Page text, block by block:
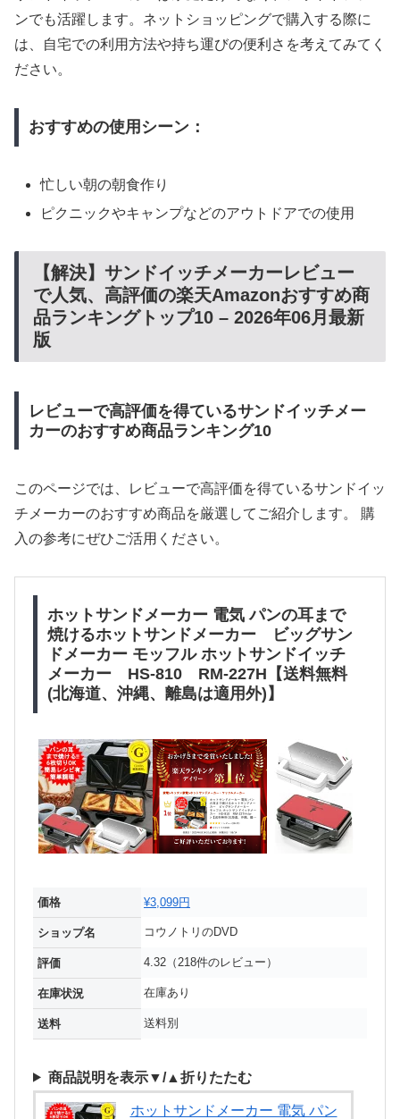
ンでも活躍します。ネットショッピングで購入する際に
は、自宅での利用方法や持ち運びの便利さを考えてみてく
ださい。
おすすめの使用シーン：
忙しい朝の朝食作り
ピクニックやキャンプなどのアウトドアでの使用
【解決】サンドイッチメーカーレビュー
で人気、高評価の楽天Amazonおすすめ商
品ランキングトップ10 – 2026年06月最新
版
レビューで高評価を得ているサンドイッチメー
カーのおすすめ商品ランキング10
このページでは、レビューで高評価を得ているサンドイッ
チメーカーのおすすめ商品を厳選してご紹介します。 購
入の参考にぜひご活用ください。
ホットサンドメーカー 電気 パンの耳まで
焼けるホットサンドメーカー ビッグサン
ドメーカー モッフル ホットサンドイッチ
メーカー HS-810 RM-227H【送料無料
(北海道、沖縄、離島は適用外)】
価格 ¥3,099円
ショップ名 コウノトリのDVD
評価 4.32（218件のレビュー）
在庫状況 在庫あり
送料 送料別
商品説明を表示▼/▲折りたたむ
ホットサンドメーカー 電気 パン